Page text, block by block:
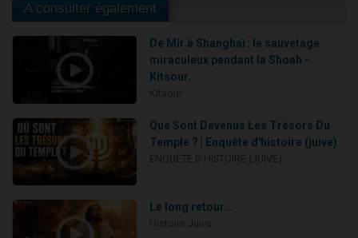
A consulter également
De Mir à Shanghaï : le sauvetage
miraculeux pendant la Shoah -
Kitsour.
Que Sont Devenus Les Trésors Du
Temple ? | Enquête d'histoire (juive)
Le long retour...